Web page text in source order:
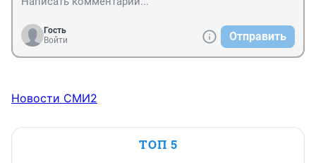
Гость
Войти
Отправить
Новости СМИ2
ТОП 5